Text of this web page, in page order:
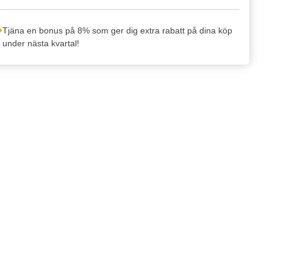
Tjäna en bonus på 8% som ger dig extra rabatt på dina köp
under nästa kvartal!